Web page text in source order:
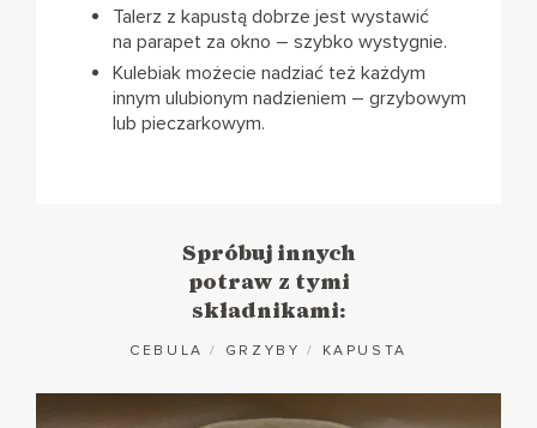
Talerz z kapustą dobrze jest wystawić
na parapet za okno – szybko wystygnie.
Kulebiak możecie nadziać też każdym
innym ulubionym nadzieniem – grzybowym
lub pieczarkowym.
Spróbuj innych
potraw z tymi
składnikami:
CEBULA / GRZYBY / KAPUSTA